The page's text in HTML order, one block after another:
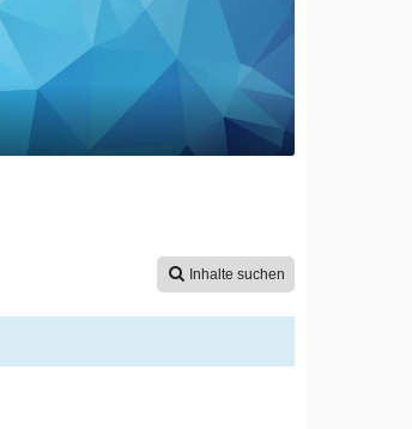
Inhalte suchen